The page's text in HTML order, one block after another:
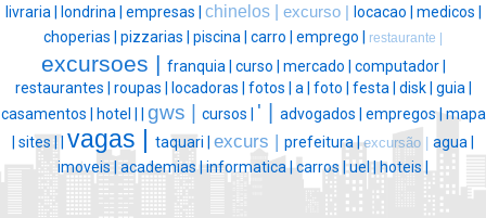
livraria | londrina | empresas | chinelos | excurso | locacao | medicos |
choperias | pizzarias | piscina | carro | emprego | restaurante |
excursoes | franquia | curso | mercado | computador |
restaurantes | roupas | locadoras | fotos | a | foto | festa | disk | guia |
casamentos | hotel | | gws | cursos | ' | advogados | empregos |mapa
| sites | | vagas | taquari | excurs | prefeitura |excursão | agua |
imoveis | academias |informatica |carros |uel |hoteis |